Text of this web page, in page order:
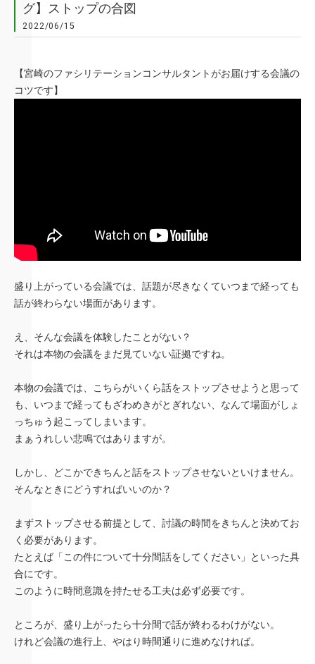
グ】ストップの合図
2022/06/15
【宮崎のファシリテーションコンサルタントがお届けする会議の
コツです】
盛り上がっている会議では、話題が尽きなくていつまで経っても
話が終わらない場面があります。
え、そんな会議を体験したことがない？
それは本物の会議をまだ見ていない証拠ですね。
本物の会議では、こちらがいくら話をストップさせようと思って
も、いつまで経ってもざわめきがとぎれない、なんて場面がしょ
っちゅう起こってしまいます。
まぁうれしい悲鳴ではありますが。
しかし、どこかできちんと話をストップさせないといけません。
そんなときにどうすればいいのか？
まずストップさせる前提として、討議の時間をきちんと決めてお
く必要があります。
たとえば「この件について十分間話をしてください」といった具
合にです。
このように時間意識を持たせる工夫は必ず必要です。
ところが、盛り上がったら十分間で話が終わるわけがない。
けれど会議の進行上、やはり時間通りに進めなければ。